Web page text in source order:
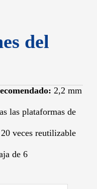
del
2,2 mm
las plataformas de
veces reutilizable
de 6